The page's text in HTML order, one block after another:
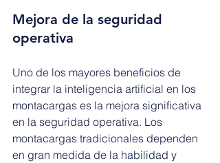
Mejora de la seguridad
operativa
Uno de los mayores beneficios de
integrar la inteligencia artificial en los
montacargas es la mejora significativa
en la seguridad operativa. Los
montacargas tradicionales dependen
en gran medida de la habilidad y